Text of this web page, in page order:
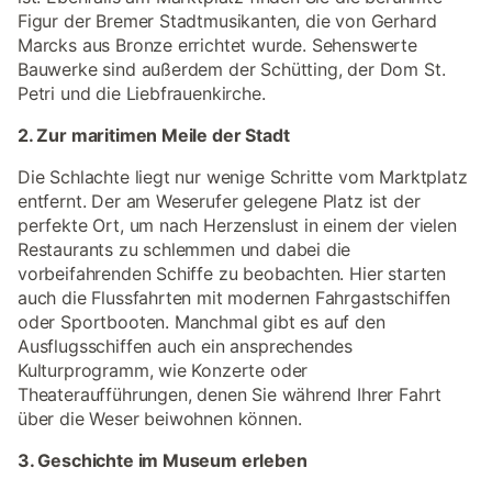
Figur der Bremer Stadtmusikanten, die von Gerhard
Marcks aus Bronze errichtet wurde. Sehenswerte
Bauwerke sind außerdem der Schütting, der Dom St.
Petri und die Liebfrauenkirche.
2. Zur maritimen Meile der Stadt
Die Schlachte liegt nur wenige Schritte vom Marktplatz
entfernt. Der am Weserufer gelegene Platz ist der
perfekte Ort, um nach Herzenslust in einem der vielen
Restaurants zu schlemmen und dabei die
vorbeifahrenden Schiffe zu beobachten. Hier starten
auch die Flussfahrten mit modernen Fahrgastschiffen
oder Sportbooten. Manchmal gibt es auf den
Ausflugsschiffen auch ein ansprechendes
Kulturprogramm, wie Konzerte oder
Theateraufführungen, denen Sie während Ihrer Fahrt
über die Weser beiwohnen können.
3. Geschichte im Museum erleben